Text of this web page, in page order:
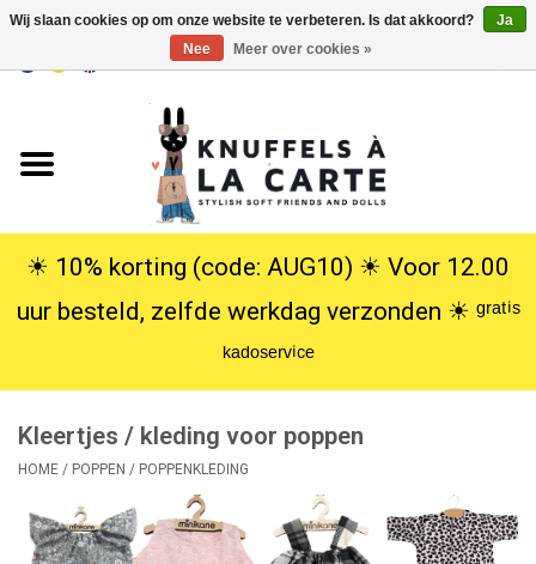
USD
Knuffels
Poppen
SALE
info
☀︎ 10% korting (code: AUG10) ☀︎ Voor 12.00
uur besteld, zelfde werkdag verzonden ☀︎ ᵍʳᵃᵗⁱˢ
ᵏᵃᵈᵒˢᵉʳᵛⁱᶜᵉ
Kleertjes / kleding voor poppen
HOME / POPPEN / POPPENKLEDING
Wij slaan cookies op om onze website te verbeteren. Is dat akkoord?
Ja
Nee
Meer over cookies »